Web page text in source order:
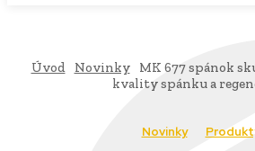
Úvod Novinky
MK 677 spánok
kvality spánku a
Novinky